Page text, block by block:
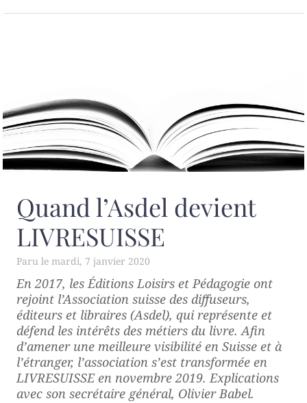
Quand l’Asdel devient
LIVRESUISSE
mardi, 7 janvier 2020
En 2017, les Éditions Loisirs et Pédagogie ont
rejoint l’Association suisse des diffuseurs,
éditeurs et libraires (Asdel), qui représente et
défend les intérêts des métiers du livre. Afin
d’amener une meilleure visibilité en Suisse et à
l’étranger, l’association s’est transformée en
LIVRESUISSE en novembre 2019. Explications
avec son secrétaire général, Olivier Babel.